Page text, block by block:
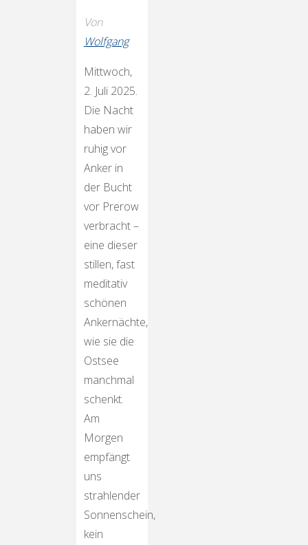
Von
Wolfgang
Mittwoch,
2. Juli 2025.
Die Nacht
haben wir
ruhig vor
Anker in
der Bucht
vor Prerow
verbracht –
eine dieser
stillen, fast
meditativ
schönen
Ankernächte,
wie sie die
Ostsee
manchmal
schenkt.
Am
Morgen
empfängt
uns
strahlender
Sonnenschein,
kein